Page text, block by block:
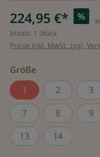
224,95 €* %
Inhalt: 1 Stück
Preise inkl. MwSt. zzgl.
Größe
1
2 3
7
8 9
13
14